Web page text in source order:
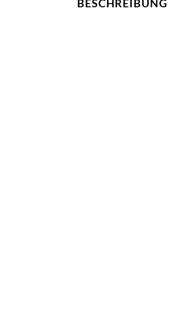
BESCHREIBUNG